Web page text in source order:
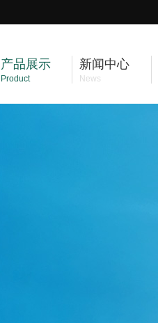
产品展示
Product
新闻中心
News